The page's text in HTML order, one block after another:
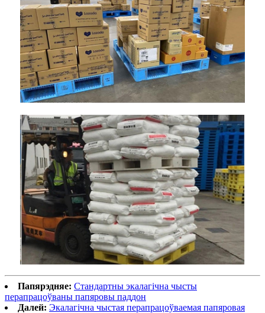
Папярэдняе: Стандартны экалагічна чысты
перапрацоўваны папяровы паддон
Далей: Экалагічна чыстая перапрацоўваемая папяровая